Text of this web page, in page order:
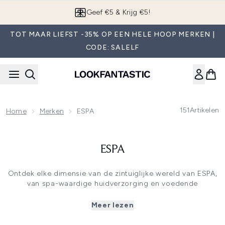
Geef €5 & Krijg €5!
TOT MAAR LIEFST -35% OP EEN HELE HOOP MERKEN |
CODE: SALELF
Home Merken ESPA 151Artikelen
ESPA
Ontdek elke dimensie van de zintuiglijke wereld van ESPA,
van spa-waardige huidverzorging en voedende
zorgvuldig samengestelde giftsets. Elke ESPA-collectie is
Meer lezen